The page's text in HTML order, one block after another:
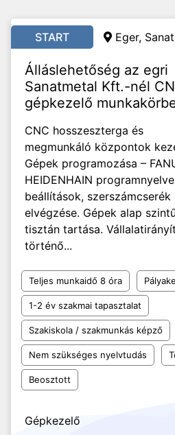
START Eger,
Álláslehetőség az egri
Sanatmetal Kft.-nél
gépkezelő
CNC hosszeszterga és
megmunkáló központok
Gépek programozása –
HEIDENHAIN
beállítások,
elvégzése. Gépek alap
tisztán tartása.
történő...
Teljes munkaidő 8 óra
1-2 év szakmai tapasztalat
Szakiskola / szakmunkás képző
Nem szükséges nyelvtudás
Beosztott
Gépkezelő